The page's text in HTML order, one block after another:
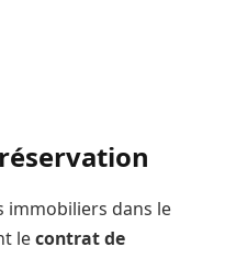
immobiliers dans le
lecontrat de